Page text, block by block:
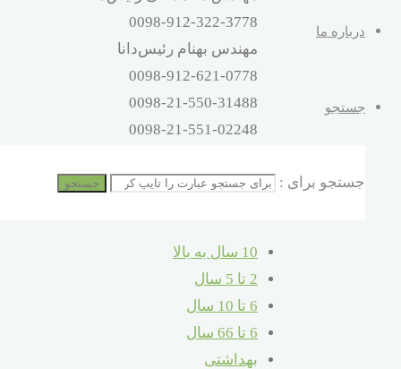
درباره ما
جستجو
جستجو برای : جستجو
0098-912-322-3778
مهندس بهنام رئیس‌دانا
0098-912-621-0778
0098-21-550-31488
0098-21-551-02248
تهران – اتوبان بهشت‌زهرا – صالح‌آباد
10 سال به بالا
2 تا 5 سال
6 تا 10 سال
6 تا 66 سال
بهداشتی